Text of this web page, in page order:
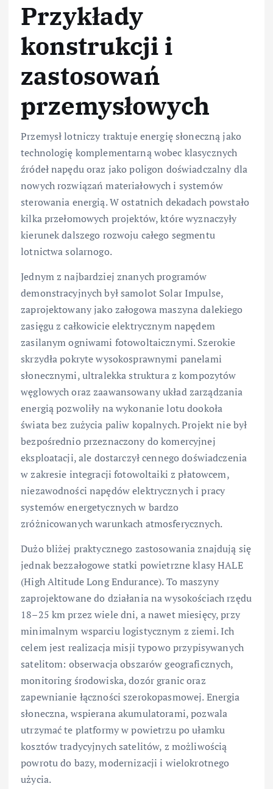
Przykłady
konstrukcji i
zastosowań
przemysłowych
Przemysł lotniczy traktuje energię słoneczną jako
technologię komplementarną wobec klasycznych
źródeł napędu oraz jako poligon doświadczalny dla
nowych rozwiązań materiałowych i systemów
sterowania energią. W ostatnich dekadach powstało
kilka przełomowych projektów, które wyznaczyły
kierunek dalszego rozwoju całego segmentu
lotnictwa solarnogo.
Jednym z najbardziej znanych programów
demonstracyjnych był samolot Solar Impulse,
zaprojektowany jako załogowa maszyna dalekiego
zasięgu z całkowicie elektrycznym napędem
zasilanym ogniwami fotowoltaicznymi. Szerokie
skrzydła pokryte wysokosprawnymi panelami
słonecznymi, ultralekka struktura z kompozytów
węglowych oraz zaawansowany układ zarządzania
energią pozwoliły na wykonanie lotu dookoła
świata bez zużycia paliw kopalnych. Projekt nie był
bezpośrednio przeznaczony do komercyjnej
eksploatacji, ale dostarczył cennego doświadczenia
w zakresie integracji fotowoltaiki z płatowcem,
niezawodności napędów elektrycznych i pracy
systemów energetycznych w bardzo
zróżnicowanych warunkach atmosferycznych.
Dużo bliżej praktycznego zastosowania znajdują się
jednak bezzałogowe statki powietrzne klasy HALE
(High Altitude Long Endurance). To maszyny
zaprojektowane do działania na wysokościach rzędu
18–25 km przez wiele dni, a nawet miesięcy, przy
minimalnym wsparciu logistycznym z ziemi. Ich
celem jest realizacja misji typowo przypisywanych
satelitom: obserwacja obszarów geograficznych,
monitoring środowiska, dozór granic oraz
zapewnianie łączności szerokopasmowej. Energia
słoneczna, wspierana akumulatorami, pozwala
utrzymać te platformy w powietrzu po ułamku
kosztów tradycyjnych satelitów, z możliwością
powrotu do bazy, modernizacji i wielokrotnego
użycia.